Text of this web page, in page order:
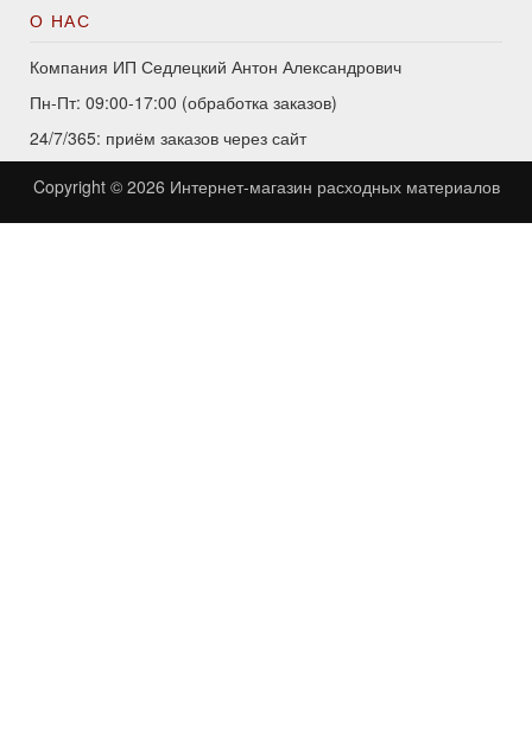
О НАС
Компания ИП Седлецкий Антон Александрович
Пн-Пт: 09:00-17:00 (обработка заказов)
24/7/365: приём заказов через сайт
Copyright © 2026 Интернет-магазин расходных материалов